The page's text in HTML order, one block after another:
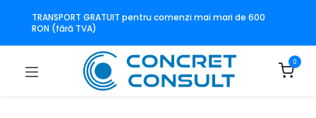
TRANSPORT GRATUIT pentru comenzi mai mari de 600
RON (fără TVA)
0